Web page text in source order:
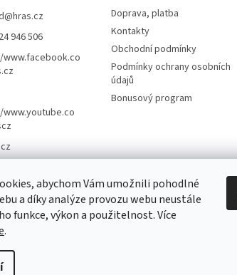
abychom Vám umožnili pohodlné
a díky analýze provozu webu neustále
funkce, výkon a použitelnost. Více
.
@hras.cz
946 506
Doprava, platba
Kontakty
Obchodní podmínky
Podmínky ochrany osobních
údajů
Bonusový program
cookies